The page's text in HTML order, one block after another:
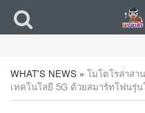
WHAT'S NEWS » โมโตโรล่าสา
เทคโนโลยี 5G ด้วยสมาร์ทโฟนรุ่